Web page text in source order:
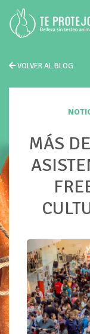
VOLVER AL BLOG
MÁS